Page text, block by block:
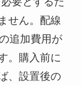
せん。配線
追加費用が
。購入前に
、設置後の